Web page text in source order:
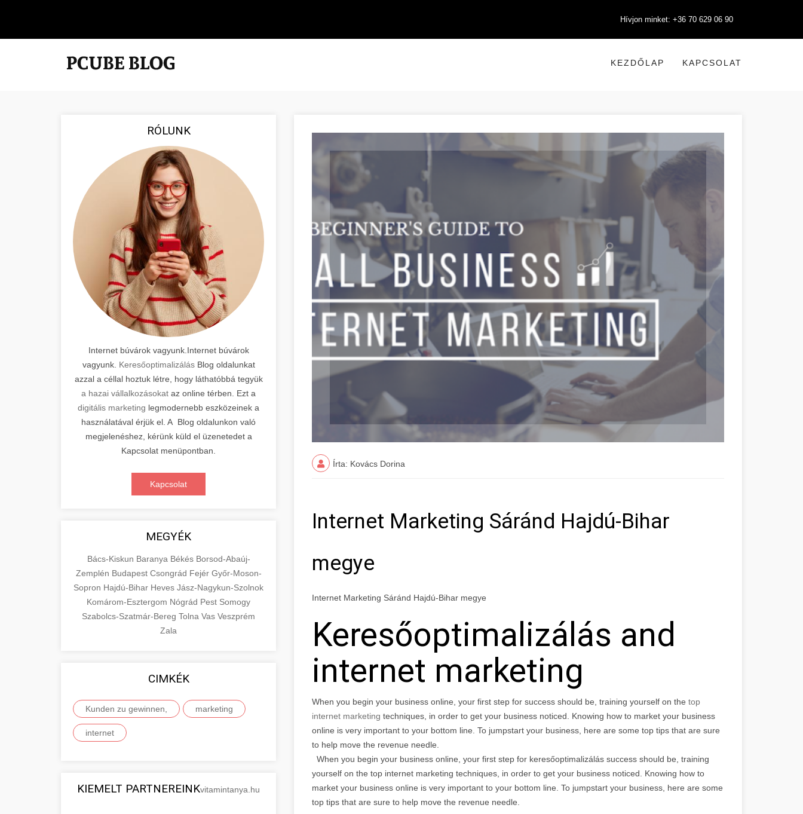
Hívjon minket: +36 70 629 06 90
KEZDŐLAP KAPCSOLAT
RÓLUNK
Internet búvárok vagyunk.Internet búvárok
vagyunk. KeresőoptimalizálásBlog oldalunkat
azzal a céllal hoztuk létre, hogy láthatóbbá tegyük
a hazai vállalkozásokat az online térben. Ezt a
digitális marketing legmodernebb eszközeinek a
használatával érjük el. A Blog oldalunkon való
megjelenéshez, kérünk küld el üzenetedet a
Kapcsolat menüpontban.
Kapcsolat
MEGYÉK
Bács-Kiskun Baranya Békés Borsod-Abaúj-
Zemplén Budapest Csongrád Fejér Győr-Moson-
Sopron Hajdú-Bihar Heves Jász-Nagykun-Szolnok
Komárom-Esztergom Nógrád Pest Somogy
Szabolcs-Szatmár-Bereg Tolna Vas Veszprém
Zala
CIMKÉK
Kunden zu gewinnen, marketing
internet
KIEMELT PARTNEREINKvitamintanya.hu
Írta: Kovács Dorina
Internet Marketing Sáránd Hajdú-Bihar
megye
Internet Marketing Sáránd Hajdú-Bihar megye
Keresőoptimalizálás and
internet marketing
When you begin your business online, your first step for success should be, training yourself on the top
internet marketing techniques, in order to get your business noticed. Knowing how to market your business
online is very important to your bottom line. To jumpstart your business, here are some top tips that are sure
to help move the revenue needle.
When you begin your business online, your first step for keresőoptimalizálás success should be, training
yourself on the top internet marketing techniques, in order to get your business noticed. Knowing how to
market your business online is very important to your bottom line. To jumpstart your business, here are some
top tips that are sure to help move the revenue needle.